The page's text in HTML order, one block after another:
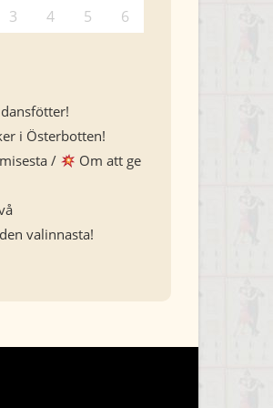
3 4 5 6
i Österbotten!
/
Om att ge
valinnasta!